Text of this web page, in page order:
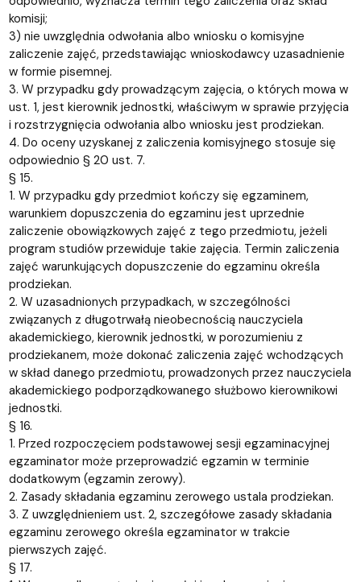
komisji;
3) nie uwzględnia odwołania albo wniosku o komisyjne
zaliczenie zajęć, przedstawiając wnioskodawcy uzasadnienie
w formie pisemnej.
3. W przypadku gdy prowadzącym zajęcia, o których mowa w
ust. 1, jest kierownik jednostki, właściwym w sprawie przyjęcia
i rozstrzygnięcia odwołania albo wniosku jest prodziekan.
4. Do oceny uzyskanej z zaliczenia komisyjnego stosuje się
odpowiednio § 20 ust. 7.
§ 15.
1. W przypadku gdy przedmiot kończy się egzaminem,
warunkiem dopuszczenia do egzaminu jest uprzednie
zaliczenie obowiązkowych zajęć z tego przedmiotu, jeżeli
program studiów przewiduje takie zajęcia. Termin zaliczenia
zajęć warunkujących dopuszczenie do egzaminu określa
prodziekan.
2. W uzasadnionych przypadkach, w szczególności
związanych z długotrwałą nieobecnością nauczyciela
akademickiego, kierownik jednostki, w porozumieniu z
prodziekanem, może dokonać zaliczenia zajęć wchodzących
w skład danego przedmiotu, prowadzonych przez nauczyciela
akademickiego podporządkowanego służbowo kierownikowi
jednostki.
§ 16.
1. Przed rozpoczęciem podstawowej sesji egzaminacyjnej
egzaminator może przeprowadzić egzamin w terminie
dodatkowym (egzamin zerowy).
2. Zasady składania egzaminu zerowego ustala prodziekan.
3. Z uwzględnieniem ust. 2, szczegółowe zasady składania
egzaminu zerowego określa egzaminator w trakcie
pierwszych zajęć.
§ 17.